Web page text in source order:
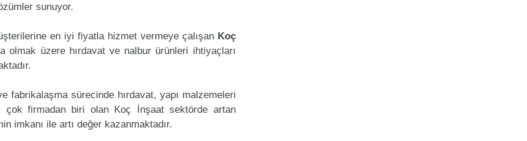
sunuyor.
en iyi fiyatla hizmet vermeye çalışan Koç
olmak üzere hırdavat ve nalbur ürünleri ihtiyaçları
fabrikalaşma sürecinde hırdavat, yapı malzemeleri
çok firmadan biri olan Koç İnşaat sektörde artan
imkanı ile artı değer kazanmaktadır.